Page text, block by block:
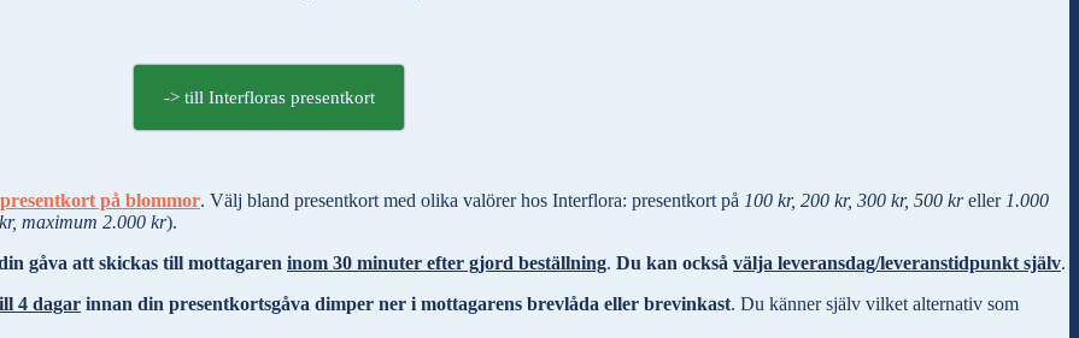
-> till Interfloras presentkort
på blommor. Välj bland presentkort med olika valörer hos Interflora: presentkort på 100 kr, 200 kr, 300 kr, 500 kreller1.000
maximum 2.000 kr).
gåva att skickas till mottagaren inom 30 minuter efter gjord beställning. Du kan också välja leveransdag/leveranstidpunkt själv.
4 dagar innan din presentkortsgåva dimper ner i mottagarens brevlåda eller brevinkast. Du känner själv vilket alternativ som